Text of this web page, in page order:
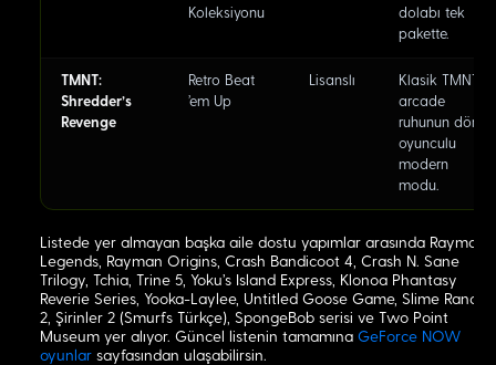
Koleksiyonu
dolabı tek
pakette.
TMNT:
Shredder's
Revenge
Retro Beat
'em Up
Lisanslı
Klasik TMNT
arcade
ruhunun dört
oyunculu
modern
modu.
Listede yer almayan başka aile dostu yapımlar arasında Rayman
Legends, Rayman Origins, Crash Bandicoot 4, Crash N. Sane
Trilogy, Tchia, Trine 5, Yoku's Island Express, Klonoa Phantasy
Reverie Series, Yooka-Laylee, Untitled Goose Game, Slime
2, Şirinler 2 (Smurfs Türkçe), SpongeBob serisi ve Two Point
Museum yer alıyor. Güncel listenin tamamına GeForce NOW
oyunlar sayfasından ulaşabilirsin.